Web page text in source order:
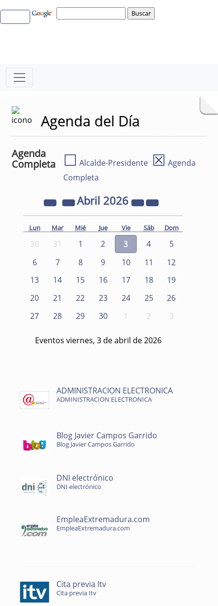
Agenda del Día
Agenda
Completa
☐ Alcalde-Presidente ☒ Agenda
Completa
Abril 2026
Lun Mar Mié Jue Vie Sáb Dom
30 31 1 2 3 4
5
6
7 8 9 10 11
12
13
14 15 16 17 18
19
20
21 22 23 24 25
26
27
28 29 30 1 2 3
Eventos viernes, 3 de abril de 2026
ADMINISTRACION ELECTRONICA
ADMINISTRACION ELECTRONICA
Blog Javier Campos Garrido
Blog Javier Campos Garrido
DNI electrónico
DNI electrónico
EmpleaExtremadura.com
EmpleaExtremadura.com
Cita previa Itv
Cita previa Itv